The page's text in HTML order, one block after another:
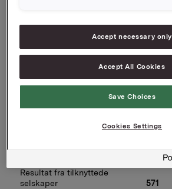
(130)
(1)
Resultat fra tilknyttede
selskaper
571
Accept necessary only
Accept All Cookies
Save Choices
Cookies Settings